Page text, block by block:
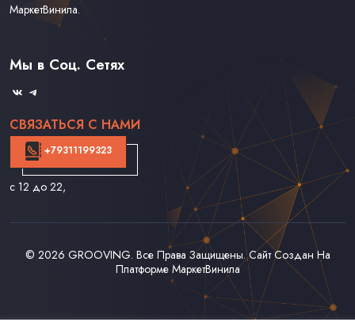
МаркетВинила.
Связаться С Нами
Оферта
Мы в Соц. Сетях
СВЯЗАТЬСЯ С НАМИ
+79311199323
с 12 до 22,
© 2026 GROOVING. Все Права Защищены. Сайт Создан На
Платформе МаркетВинила